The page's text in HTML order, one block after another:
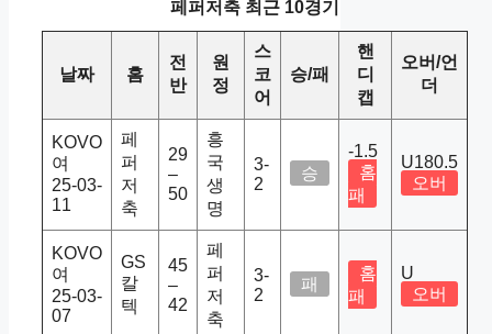
페퍼저축 최근 10경기
날짜 홈
전
반
원
정
스
코
어
승/패
핸
디
캡
오버/언
더
KOVO
여
25-03-
11
페
퍼
저
축
29
–
50
흥
국
생
명
3-
2
승
-1.5
홈
패
U180.5
오버
KOVO
여
25-03-
07
GS
칼
텍
45
–
42
페
퍼
저
축
3-
2
패
홈
패
U
오버